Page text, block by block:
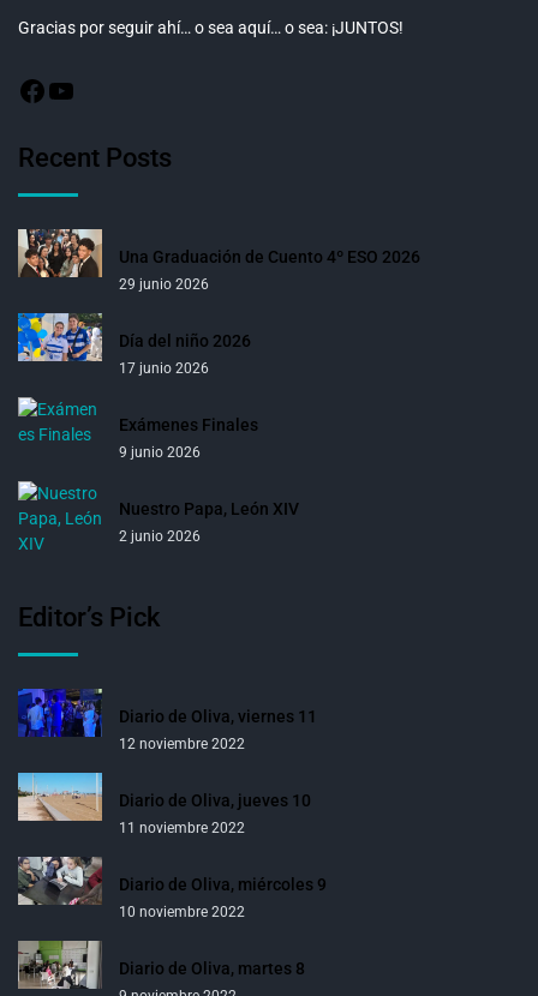
Gracias por seguir ahí… o sea aquí… o sea: ¡JUNTOS!
Recent Posts
Una Graduación de Cuento 4º ESO 2026
29 junio 2026
Día del niño 2026
17 junio 2026
Exámenes Finales
9 junio 2026
Nuestro Papa, León XIV
2 junio 2026
Editor’s Pick
Diario de Oliva, viernes 11
12 noviembre 2022
Diario de Oliva, jueves 10
11 noviembre 2022
Diario de Oliva, miércoles 9
10 noviembre 2022
Diario de Oliva, martes 8